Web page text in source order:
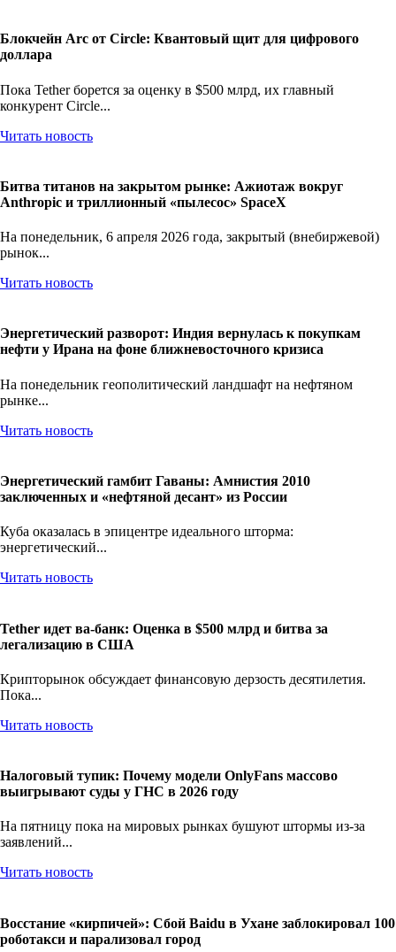
Блокчейн Arc от Circle: Квантовый щит для цифрового
доллара
Пока Tether борется за оценку в $500 млрд, их главный
конкурент Circle...
Читать новость
Битва титанов на закрытом рынке: Ажиотаж вокруг
Anthropic и триллионный «пылесос» SpaceX
На понедельник, 6 апреля 2026 года, закрытый (внебиржевой)
рынок...
Читать новость
Энергетический разворот: Индия вернулась к покупкам
нефти у Ирана на фоне ближневосточного кризиса
На понедельник геополитический ландшафт на нефтяном
рынке...
Читать новость
Энергетический гамбит Гаваны: Амнистия 2010
заключенных и «нефтяной десант» из России
Куба оказалась в эпицентре идеального шторма:
энергетический...
Читать новость
Tether идет ва-банк: Оценка в $500 млрд и битва за
легализацию в США
Крипторынок обсуждает финансовую дерзость десятилетия.
Пока...
Читать новость
Налоговый тупик: Почему модели OnlyFans массово
выигрывают суды у ГНС в 2026 году
На пятницу пока на мировых рынках бушуют штормы из-за
заявлений...
Читать новость
Восстание «кирпичей»: Сбой Baidu в Ухане заблокировал 100
роботакси и парализовал город